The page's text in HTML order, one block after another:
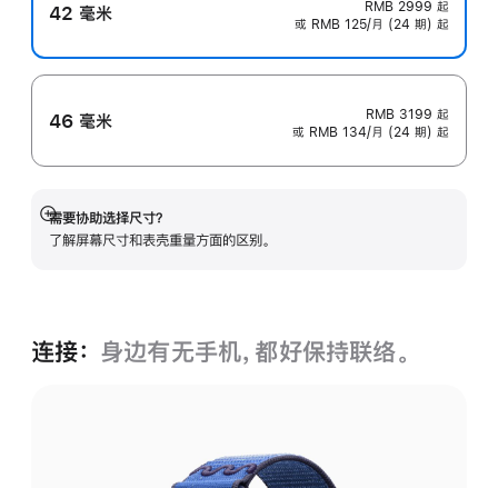
42 毫米 RMB 2999 起
或 RMB 125/月 (24 期) 起
46 毫米 RMB 3199 起
或 RMB 134/月 (24 期) 起
需要协助选择尺寸？
了解屏幕尺寸和表壳重量方面的区别。
展
开
连接： 身边有无手机，都好保持联络。